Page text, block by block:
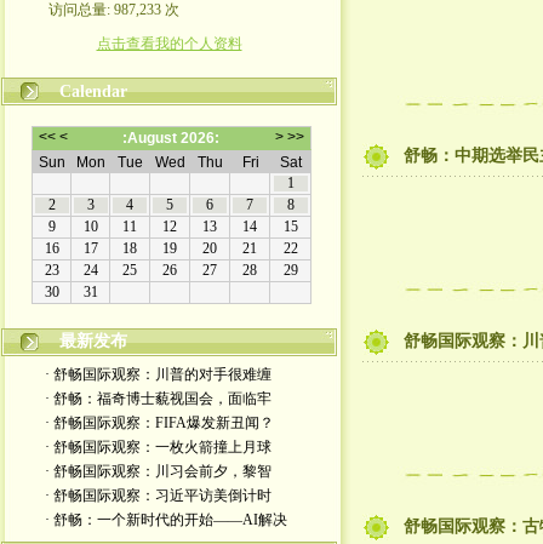
访问总量: 987,233 次
点击查看我的个人资料
Calendar
最新发布
· 舒畅国际观察：川普的对手很难缠
· 舒畅：福奇博士藐视国会，面临牢
· 舒畅国际观察：FIFA爆发新丑闻？
· 舒畅国际观察：一枚火箭撞上月球
· 舒畅国际观察：川习会前夕，黎智
· 舒畅国际观察：习近平访美倒计时
· 舒畅：一个新时代的开始——AI解决
舒畅：中期选举
舒畅国际观察：
舒畅国际观察：